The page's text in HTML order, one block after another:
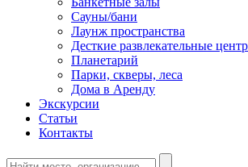
Сауны/бани
Лаунж пространства
Десткие развлекательные
Планетарий
Парки, скверы, леса
Дома в Аренду
Экскурсии
Статьи
Контакты